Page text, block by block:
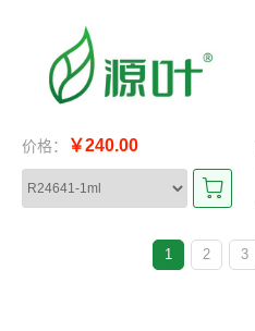
价格： ￥240.00
1 2 3